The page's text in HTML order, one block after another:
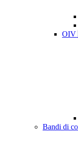
OIV
Bandi di